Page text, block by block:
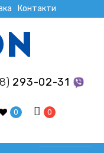
Контакти
293-02-31
0 0